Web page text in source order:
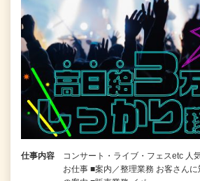
仕事内容
コンサート・ライブ・フェスetc 人
お仕事 ■案内／整理業務 お客さん